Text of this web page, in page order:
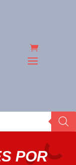
POR